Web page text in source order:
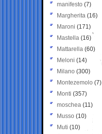
manifesto (7)
Margherita (16)
Maroni (171)
Mastella (16)
Mattarella (60)
Meloni (14)
Milano (300)
Montezemolo (7)
Monti (357)
moschea (11)
Musso (10)
Muti (10)